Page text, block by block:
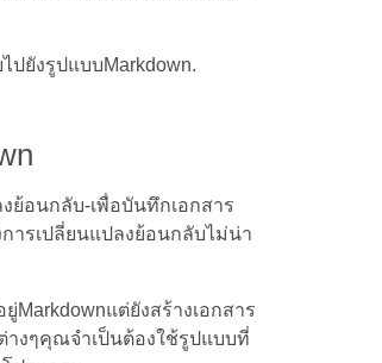
ยังรูปแบบMarkdown.
ย้อนกลับ-เพื่อบันทึกเอกสาร
ารเปลี่ยนแปลงย้อนกลับไม่น่า
แต่ยังสร้างเอกสาร
างๆคุณจำเป็นต้องใช้รูปแบบที่